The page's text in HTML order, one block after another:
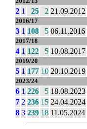
2 1 25 2 21.09.2012
2016/17
3 1 108 5 06.11.2016
2017/18
4 1 122 5 10.08.2017
2019/20
5 1 177 10 20.10.2019
2023/24
6 1 226 5 18.08.2023
7 2 236 15 24.04.2024
8 3 239 18 11.05.2024